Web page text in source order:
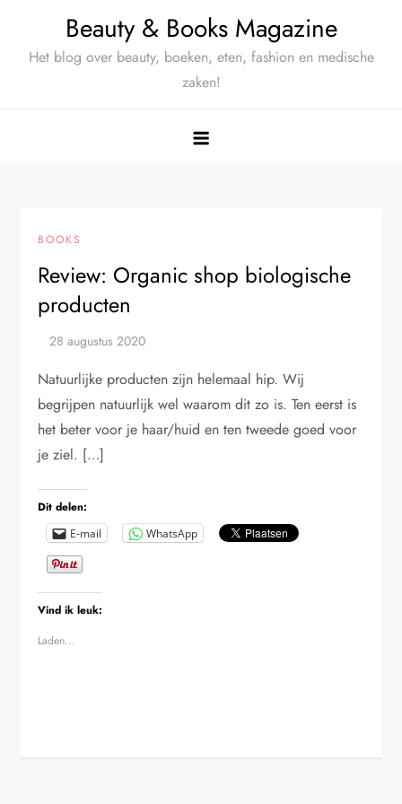
Beauty & Books Magazine
Het blog over beauty, boeken, eten, fashion en medische
zaken!
BOOKS
Review: Organic shop biologische
producten
Natuurlijke producten zijn helemaal hip. Wij
begrijpen natuurlijk wel waarom dit zo is. Ten eerst is
het beter voor je haar/huid en ten tweede goed voor
je ziel. […]
Dit delen:
E-mail WhatsApp
Vind ik leuk:
Laden...